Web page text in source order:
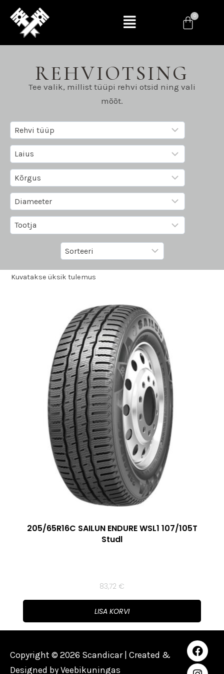
REHVIOTSING
Tee valik, millist tüüpi rehvi otsid ning vali
mõõt.
Kuvatakse üksik tulemus
205/65R16C SAILUN ENDURE WSL1 107/105T
Studl
83,72 €
LISA KORVI
Copyright © 2026 Scandicar | Created &
Designed byVeebikuningas